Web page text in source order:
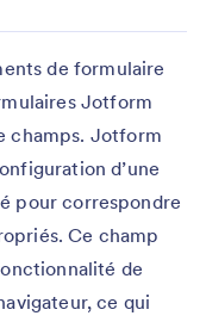
de formulaire
Jotform
champs. Jotform
d’une
pour correspondre
Ce champ
de
ce qui